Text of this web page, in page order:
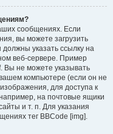
сообщениях. Если
вы можете загрузить
указать ссылку на
веб-сервере. Пример
Вы не можете указывать
компьютере (если он не
для доступа к
на почтовые ящики
и т. п. Для указания
тег BBCode [img].